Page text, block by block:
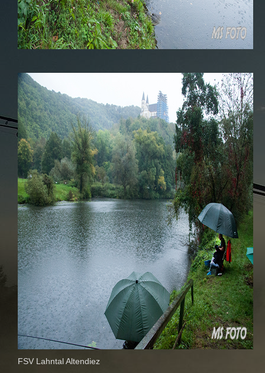
FSV Lahntal Altendiez